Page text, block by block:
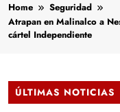
Home
Seguridad
Atrapan en Malinalco a
cártel Independiente
ÚLTIMAS NOTICIAS